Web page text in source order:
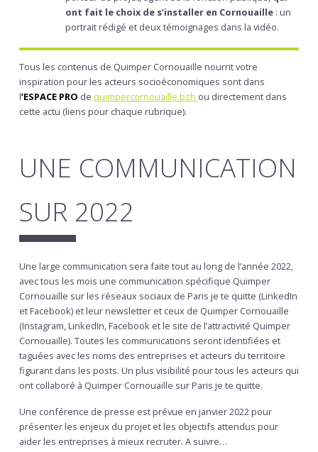
ont fait le choix de s’installer en Cornouaille : un
portrait rédigé et deux témoignages dans la vidéo.
Tous les contenus de Quimper Cornouaille nourrit votre
inspiration pour les acteurs socioéconomiques sont dans
l‘ESPACE PRO de quimpercornouaille.bzh ou directement dans
cette actu (liens pour chaque rubrique).
UNE COMMUNICATION
SUR 2022
Une large communication sera faite tout au long de l’année 2022,
avec tous les mois une communication spécifique Quimper
Cornouaille sur les réseaux sociaux de Paris je te quitte (LinkedIn
et Facebook) et leur newsletter et ceux de Quimper Cornouaille
(Instagram, LinkedIn, Facebook et le site de l’attractivité Quimper
Cornouaille). Toutes les communications seront identifiées et
taguées avec les noms des entreprises et acteurs du territoire
figurant dans les posts. Un plus visibilité pour tous les acteurs qui
ont collaboré à Quimper Cornouaille sur Paris je te quitte.
Une conférence de presse est prévue en janvier 2022 pour
présenter les enjeux du projet et les objectifs attendus pour
aider les entreprises à mieux recruter. A suivre…